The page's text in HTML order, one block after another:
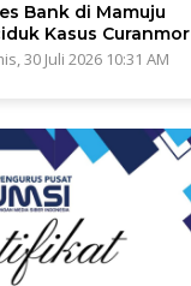
Bank di Mamuju
Kasus Curanmor
30 Juli 2026 10:31 AM